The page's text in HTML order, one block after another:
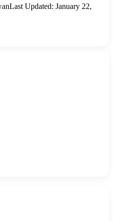
Last Updated: January 22,